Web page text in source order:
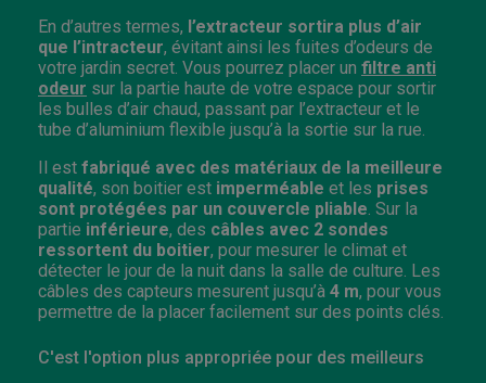
En d’autres termes, l’extracteur sortira plus d’air
que l’intracteur, évitant ainsi les fuites d’odeurs de
votre jardin secret. Vous pourrez placer un filtre anti
odeur sur la partie haute de votre espace pour sortir
les bulles d’air chaud, passant par l’extracteur et le
tube d’aluminium flexible jusqu’à la sortie sur la rue.
Il est fabriqué avec des matériaux de la meilleure
qualité, son boitier est imperméable et les prises
sont protégées par un couvercle pliable . Sur la
partie inférieure, des câbles avec 2 sondes
ressortent du boitier, pour mesurer le climat et
détecter le jour de la nuit dans la salle de culture. Les
câbles des capteurs mesurent jusqu’à 4 m, pour vous
permettre de la placer facilement sur des points clés.
C'est l'option plus appropriée pour des meilleurs